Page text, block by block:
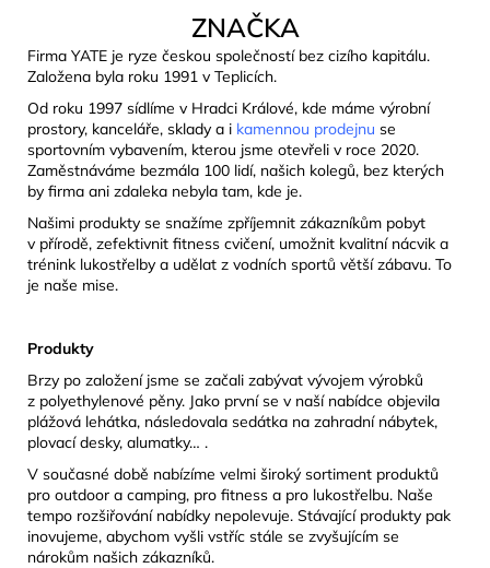
ZNAČKA
Firma YATE je ryze českou společností bez cizího kapitálu.
Založena byla roku 1991 v Teplicích.
Od roku 1997 sídlíme v Hradci Králové, kde máme výrobní
prostory, kanceláře, sklady a i kamennou prodejnu se
sportovním vybavením, kterou jsme otevřeli v roce 2020.
Zaměstnáváme bezmála 100 lidí, našich kolegů, bez kterých
by firma ani zdaleka nebyla tam, kde je.
Našimi produkty se snažíme zpříjemnit zákazníkům pobyt
v přírodě, zefektivnit fitness cvičení, umožnit kvalitní nácvik a
trénink lukostřelby a udělat z vodních sportů větší zábavu. To
je naše mise.
Produkty
Brzy po založení jsme se začali zabývat vývojem výrobků
z polyethylenové pěny. Jako první se v naší nabídce objevila
plážová lehátka, následovala sedátka na zahradní nábytek,
plovací desky, alumatky… .
V současné době nabízíme velmi široký sortiment produktů
pro outdoor a camping, pro fitness a pro lukostřelbu. Naše
tempo rozšiřování nabídky nepolevuje. Stávající produkty pak
inovujeme, abychom vyšli vstříc stále se zvyšujícím se
nárokům našich zákazníků.
1
Kč
Původně:
2
290
Kč